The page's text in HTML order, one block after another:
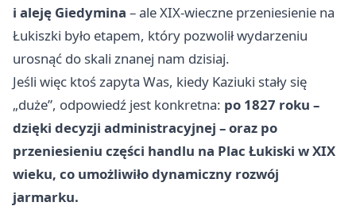
i aleję Giedymina – ale XIX-wieczne przeniesienie na
Łukiszki było etapem, który pozwolił wydarzeniu
urosnąć do skali znanej nam dzisiaj.
Jeśli więc ktoś zapyta Was, kiedy Kaziuki stały się
„duże”, odpowiedź jest konkretna: po 1827 roku –
dzięki decyzji administracyjnej – oraz po
przeniesieniu części handlu na Plac Łukiski w XIX
wieku, co umożliwiło dynamiczny rozwój
jarmarku.